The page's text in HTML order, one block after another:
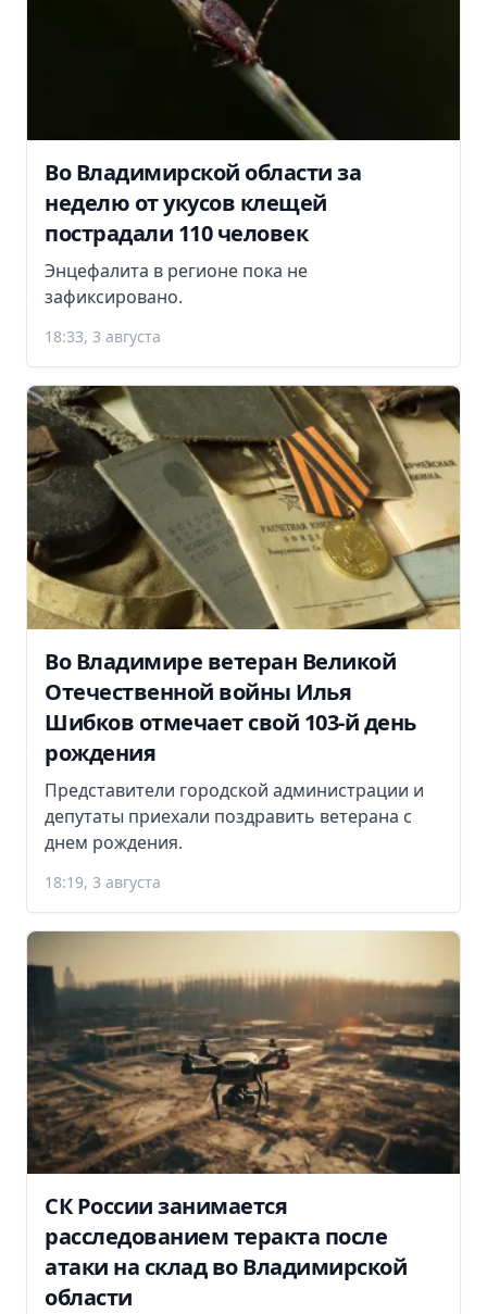
Во Владимирской области за
неделю от укусов клещей
пострадали 110 человек
Энцефалита в регионе пока не
зафиксировано.
18:33, 3 августа
Во Владимире ветеран Великой
Отечественной войны Илья
Шибков отмечает свой 103-й день
рождения
Представители городской администрации и
депутаты приехали поздравить ветерана с
днем рождения.
18:19, 3 августа
СК России занимается
расследованием теракта после
атаки на склад во Владимирской
области